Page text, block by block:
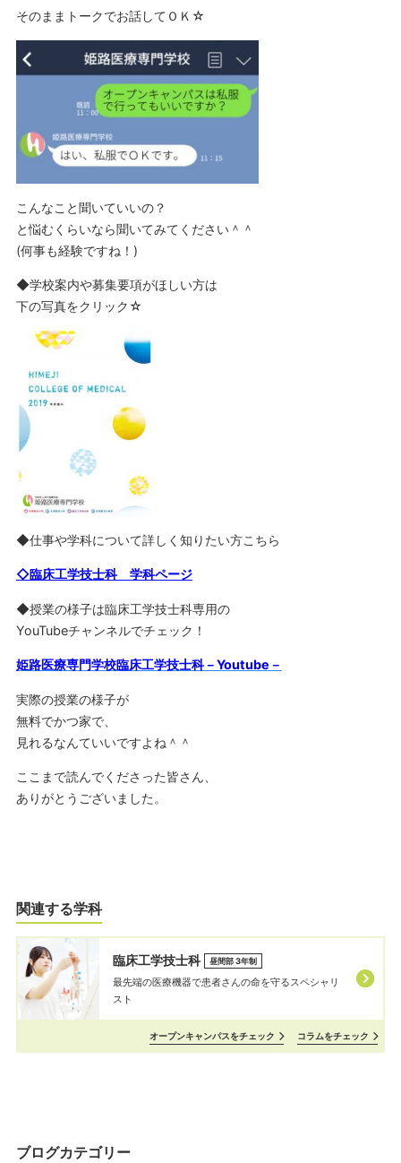
そのままトークでお話してＯＫ☆
こんなこと聞いていいの？
と悩むくらいなら聞いてみてください＾＾
(何事も経験ですね！)
◆学校案内や募集要項がほしい方は
下の写真をクリック☆
◆仕事や学科について詳しく知りたい方こちら
◇臨床工学技士科 学科ページ
◆授業の様子は臨床工学技士科専用の
YouTubeチャンネルでチェック！
姫路医療専門学校臨床工学技士科－Youtube－
実際の授業の様子が
無料でかつ家で、
見れるなんていいですよね＾＾
ここまで読んでくださった皆さん、
ありがとうございました。
関連する学科
臨床工学技士科 昼間部 3年制
最先端の医療機器で患者さんの命を守るスペシャリ
スト
オープンキャンパスをチェック コラムをチェック
ブログカテゴリー